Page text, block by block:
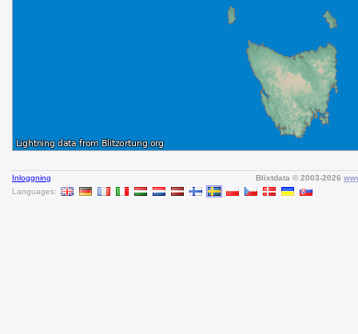
Inloggning
Languages:
Blixtdata © 2003-2026